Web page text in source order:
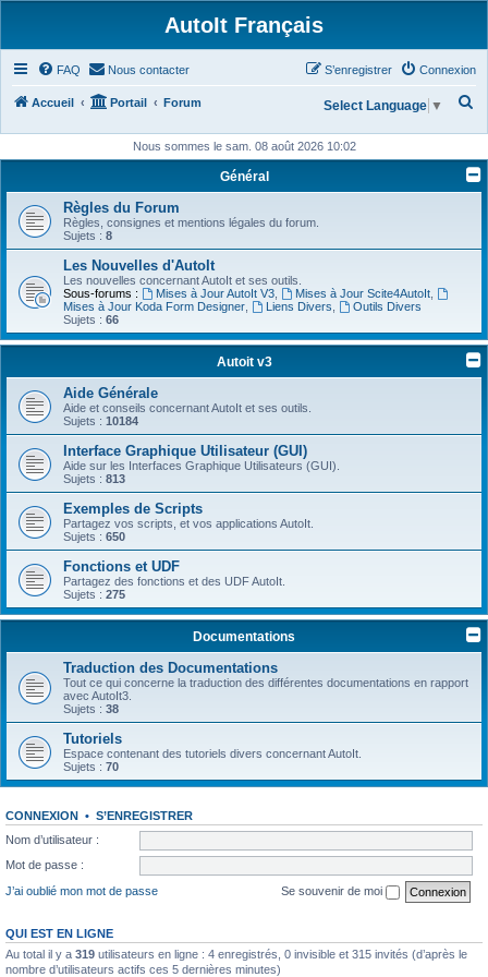
AutoIt Français
FAQ Nous contacter Connexion
S’enregistrer
Accueil Portail Forum
h
r
Select Language ▼
Nous sommes le sam. 08 août 2026 10:02
Général
Règles du Forum
Règles, consignes et mentions légales du forum.
Sujets : 8
Les Nouvelles d'AutoIt
Les nouvelles concernant AutoIt et ses outils.
Sous-forums :
Mises à Jour AutoIt V3, Mises à Jour Scite4AutoIt,
Mises à Jour Koda Form Designer
Liens Divers
Outils Divers
Sujets : 66
Autoit v3
Aide Générale
Aide et conseils concernant AutoIt et ses outils.
Sujets : 10184
Interface Graphique Utilisateur (GUI)
Aide sur les Interfaces Graphique Utilisateurs (GUI).
Sujets : 813
Exemples de Scripts
Partagez vos scripts, et vos applications AutoIt.
Sujets : 650
Fonctions et UDF
Partagez des fonctions et des UDF AutoIt.
Sujets : 275
Documentations
Traduction des Documentations
Tout ce qui concerne la traduction des différentes documentations en rapport
avec AutoIt3.
Sujets : 38
Tutoriels
Espace contenant des tutoriels divers concernant AutoIt.
Sujets : 70
CONNEXION • S’ENREGISTRER
Nom d’utilisateur :
Mot de passe :
J’ai oublié mon mot de passe
Se souvenir de moi
QUI EST EN LIGNE
Au total il y a 319 utilisateurs en ligne : 4 enregistrés, 0 invisible et 315 invités (d’après le
nombre d’utilisateurs actifs ces 5 dernières minutes)